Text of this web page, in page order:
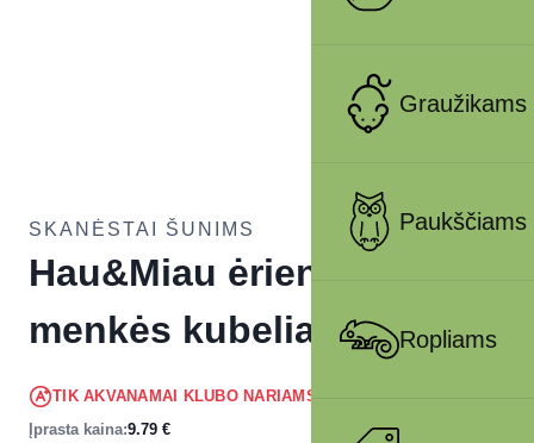
Graužikams
Paukščiams
Ropliams
SKANĖSTAI ŠUNIMS
Hau&Miau ėrienos ir
menkės kubeliais, 500g
TIK AKVANAMAI KLUBO NARIAMS
Įprasta kaina:9.79 €